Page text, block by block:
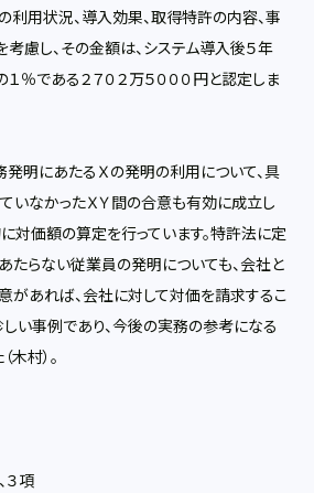
利用状況、導入効果、取得特許の内容、事
慮し、その金額は、システム導入後５年
％である２７０２万５０００円と認定しま
明にあたるＸの発明の利用について、具
いなかったＸＹ間の合意も有効に成立し
対価額の算定を行っています。特許法に定
たらない従業員の発明についても、会社と
があれば、会社に対して対価を請求するこ
い事例であり、今後の実務の参考になる
村）。
３項